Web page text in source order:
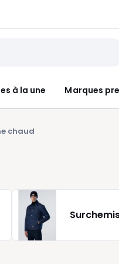
à la une Marques
chaud